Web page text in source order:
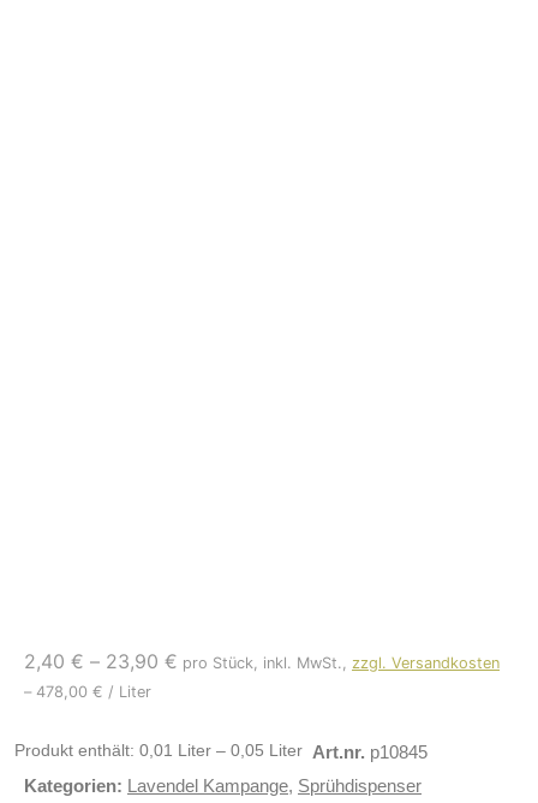
2,40 € – 23,90 € pro Stück, inkl. MwSt., zzgl. Versandkosten
– 478,00 € / Liter
Produkt enthält: 0,01 Liter– 0,05 Liter Art.nr. p10845
Kategorien: Lavendel Kampange, Sprühdispenser